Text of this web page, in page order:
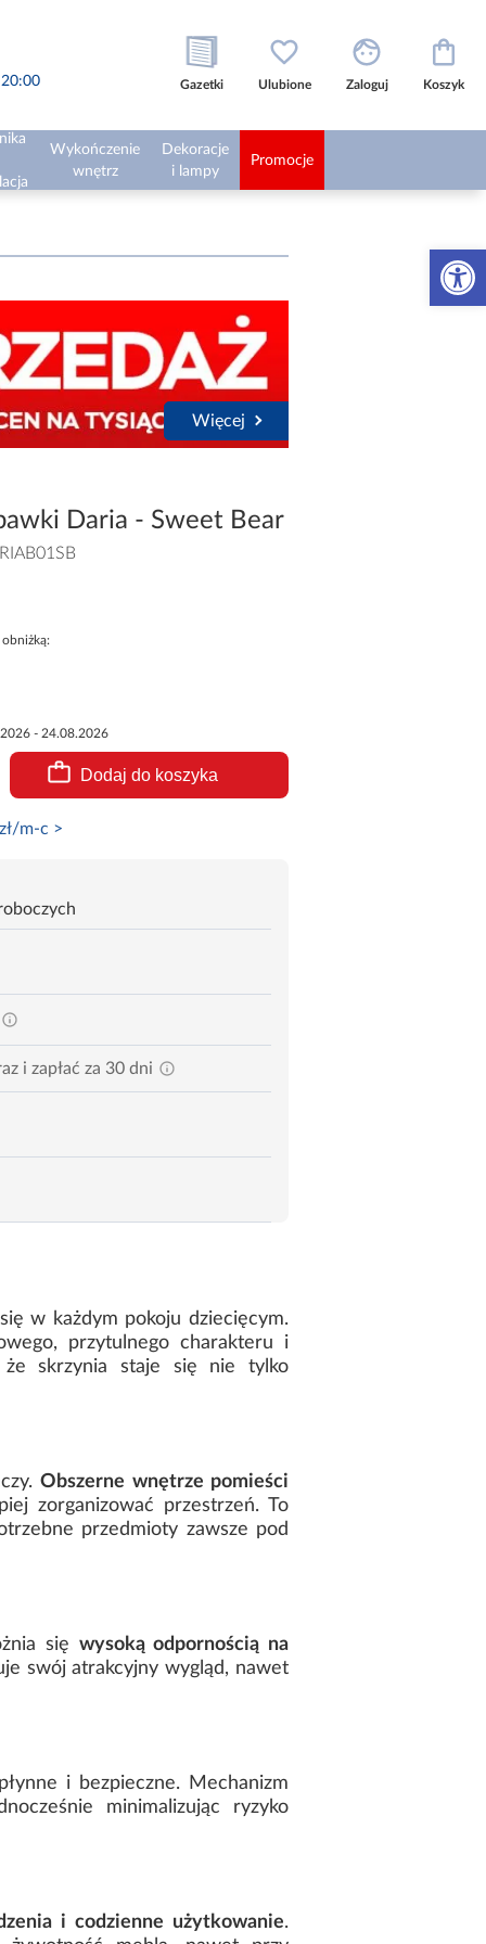
Otwórz
Gazetki Ulubione Zaloguj Koszyk
Wykończenie
wnętrz
Dekoracje
i lampy
Promocje
Więcej
Daria - Sweet Bear
obniżką:
- 24.08.2026
Dodaj do koszyka
m-c >
i zapłać za 30 dni
w każdym pokoju dziecięcym.
przytulnego charakteru i
że skrzynia staje się nie tylko
Obszerne wnętrze pomieści
zorganizować przestrzeń. To
przedmioty zawsze pod
się wysoką odpornością na
swój atrakcyjny wygląd, nawet
i bezpieczne. Mechanizm
minimalizując ryzyko
i codzienne użytkowanie.